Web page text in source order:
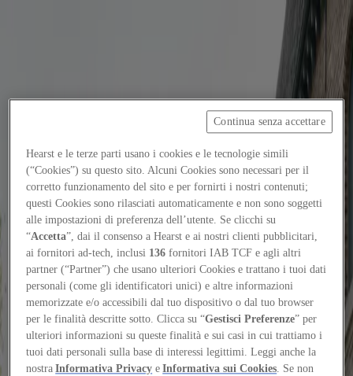
Log in
Home
Focus-on
3 Xemeneies: lo sport come pratica urbana condivisa
Projects
2026
3 Xemeneies: lo sport come pratica
urbana condivisa
Hearst e le terze parti usano i cookies e le tecnologie simili
(“Cookies”) su questo sito. Alcuni Cookies sono necessari per il
corretto funzionamento del sito e per fornirti i nostri contenuti;
questi Cookies sono rilasciati automaticamente e non sono soggetti
alle impostazioni di preferenza dell’utente. Se clicchi su
“Accetta”, dai il consenso a Hearst e ai nostri clienti pubblicitari,
ai fornitori ad-tech, inclusi 136 fornitori IAB TCF e agli altri
partner (“Partner”) che usano ulteriori Cookies e trattano i tuoi dati
personali (come gli identificatori unici) e altre informazioni
memorizzate e/o accessibili dal tuo dispositivo o dal tuo browser
per le finalità descritte sotto. Clicca su “Gestisci Preferenze” per
ulteriori informazioni su queste finalità e sui casi in cui trattiamo i
tuoi dati personali sulla base di interessi legittimi. Leggi anche la
nostraInformativa Privacy eInformativa sui Cookies. Se non
Continua senza accettare